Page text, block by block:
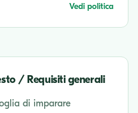
Vedi politica
/ Requisiti generali
di imparare